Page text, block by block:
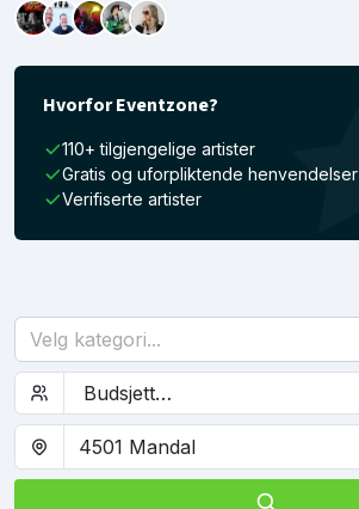
Hvorfor Eventzone?
110+ tilgjengelige artister
Gratis og uforpliktende henvendelser
Verifiserte artister
Velg kategori...